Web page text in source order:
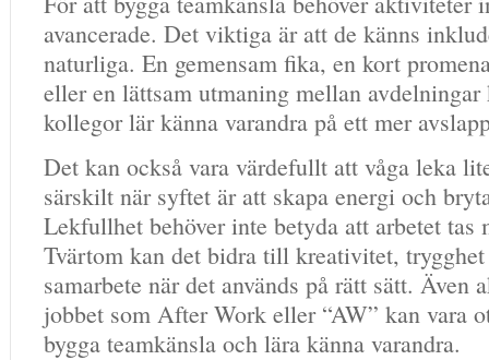
avancerade. Det viktiga är att de känns
naturliga. En gemensam fika, en kort
eller en lättsam utmaning mellan avdelningar
kollegor lär känna varandra på ett mer
Det kan också vara värdefullt att våga leka
särskilt när syftet är att skapa energi och
Lekfullhet behöver inte betyda att arbetet tas
Tvärtom kan det bidra till kreativitet,
samarbete när det används på rätt sätt. Även
jobbet som After Work eller “AW” kan vara
bygga teamkänsla och lära känna varandra.